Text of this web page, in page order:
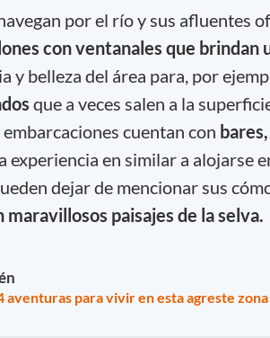
por el río y sus afluentes
con ventanales que brindan
y belleza del área para, por
que a veces salen a la
cuentan con
experiencia en similar a alojarse
dejar de mencionar sus
maravillosos paisajes de la selva.
aventuras para vivir en esta agreste